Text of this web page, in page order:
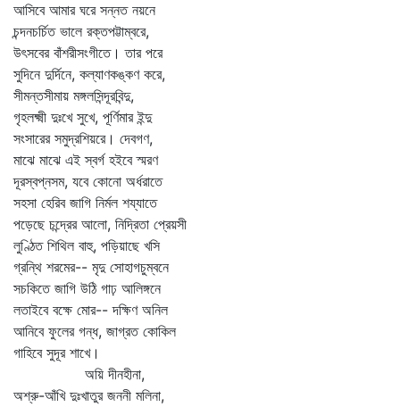
আসিবে আমার ঘরে সন্নত নয়নে
চন্দনচর্চিত ভালে রক্তপট্টাম্বরে,
উৎসবের বাঁশরীসংগীতে। তার পরে
সুদিনে দুর্দিনে, কল্যাণকঙ্কণ করে,
সীমন্তসীমায় মঙ্গলসিন্দূরবিন্দু,
গৃহলক্ষ্মী দুঃখে সুখে, পূর্ণিমার ইন্দু
সংসারের সমুদ্রশিয়রে। দেবগণ,
মাঝে মাঝে এই স্বর্গ হইবে স্মরণ
দূরস্বপ্নসম, যবে কোনো অর্ধরাতে
সহসা হেরিব জাগি নির্মল শয্যাতে
পড়েছে চন্দ্রের আলো, নিদ্রিতা প্রেয়সী
লুণ্ঠিত শিথিল বাহু, পড়িয়াছে খসি
গ্রন্থি শরমের-- মৃদু সোহাগচুম্বনে
সচকিতে জাগি উঠি গাঢ় আলিঙ্গনে
লতাইবে বক্ষে মোর-- দক্ষিণ অনিল
আনিবে ফুলের গন্ধ, জাগ্রত কোকিল
গাহিবে সুদূর শাখে।
অয়ি দীনহীনা,
অশ্রু-আঁখি দুঃখাতুর জননী মলিনা,